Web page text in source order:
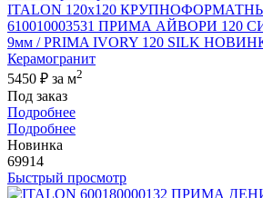
ITALON 120x120
610010003531 ПРИМА АЙВОРИ 120
9мм / PRIMA IVORY 120 SILK
Керамогранит
5450 ₽ за м2
Под заказ
Подробнее
Подробнее
Новинка
69914
Быстрый просмотр